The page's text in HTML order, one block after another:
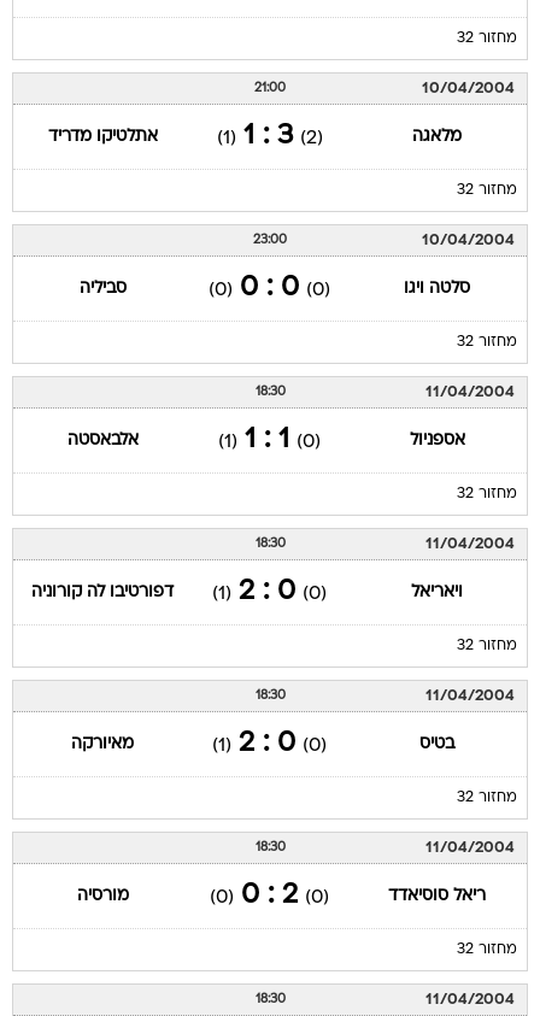
מחזור 32
10/04/2004
21:00
מלאגה (2)
3 : 1
(1) אתלטיקו מדריד
מחזור 32
10/04/2004
23:00
סלטה ויגו (0)
0 : 0
(0) סביליה
מחזור 32
11/04/2004
18:30
אספניול (0)
1 : 1
(1) אלבאסטה
מחזור 32
11/04/2004
18:30
ויאריאל (0)
0 : 2
(1) דפורטיבו לה קורוניה
מחזור 32
11/04/2004
18:30
בטיס (0)
0 : 2
(1) מאיורקה
מחזור 32
11/04/2004
18:30
ריאל סוסיאדד (0)
2 : 0
(0) מורסיה
מחזור 32
11/04/2004
18:30